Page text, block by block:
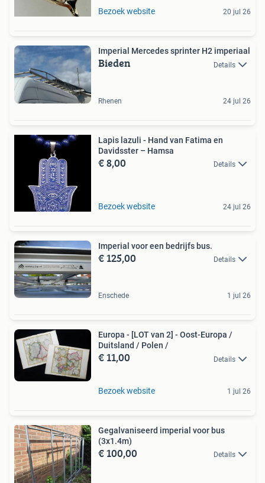
Bezoek website 20 jul 26
Imperial Mercedes sprinter H2 imperiaal
Bieden Details
Rhenen 24 jul 26
Lapis lazuli - Hand van Fatima en
Davidsster – Hamsa
€ 8,00 Details
Bezoek website 24 jul 26
Imperial voor een bedrijfs bus.
€ 125,00 Details
Enschede 1 jul 26
Europa - [LOT van 2] - Oost-Europa /
Duitsland / Polen /
€ 11,00 Details
Bezoek website 1 jul 26
Gegalvaniseerd imperial voor bus
(3x1.4m)
€ 100,00 Details